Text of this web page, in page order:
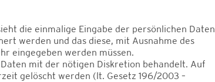
die einmalige Eingabe der persönlichen Daten
werden und das diese, mit Ausnahme des
eingegeben werden müssen.
mit der nötigen Diskretion behandelt. Auf
gelöscht werden (lt. Gesetz 196/2003 –